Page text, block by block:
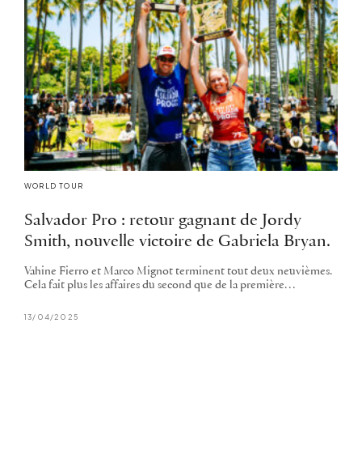
WORLD TOUR
Salvador Pro : retour gagnant de Jordy
Smith, nouvelle victoire de Gabriela Bryan.
Vahine Fierro et Marco Mignot terminent tout deux neuvièmes.
Cela fait plus les affaires du second que de la première…
13/04/2025